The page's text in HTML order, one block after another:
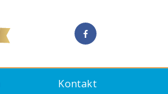
Kontakt